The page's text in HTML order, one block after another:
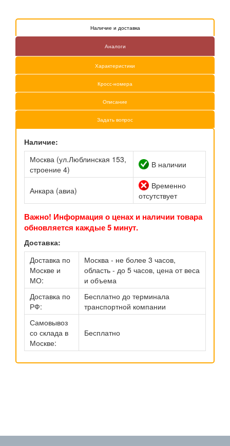
Наличие и доставка
Аналоги
Характеристики
Кросс-номера
Описание
Задать вопрос
Наличие:
Москва (ул.Люблинская 153,
строение 4)
В наличии
Анкара (авиа)
Временно
отсутствует
Важно! Информация о ценах и наличии товара
обновляется каждые 5 минут.
Доставка:
Доставка по
Москве и
МО:
Москва - не более 3 часов,
область - до 5 часов, цена от веса
и объема
Доставка по
РФ:
Бесплатно до терминала
транспортной компании
Самовывоз
со склада в
Москве:
Бесплатно